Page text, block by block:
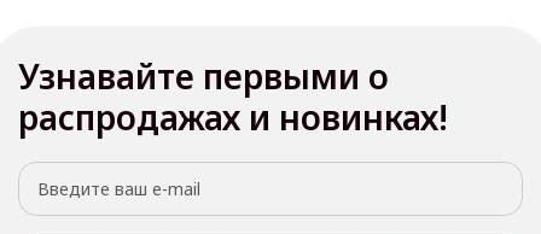
Узнавайте первыми о
распродажах и новинках!